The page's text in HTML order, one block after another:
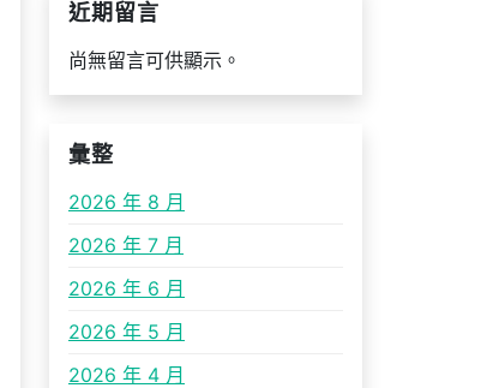
近期留言
尚無留言可供顯示。
彙整
2026 年 8 月
2026 年 7 月
2026 年 6 月
2026 年 5 月
2026 年 4 月